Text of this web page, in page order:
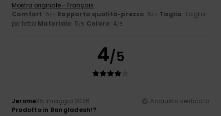
Mostra originale - Français
Comfort: 5/5 Rapporto qualità-prezzo: 5/5 Taglia: Taglia
perfetta Materiale: 5/5 Colore: 4/5
4/5
Jerome25. maggio 2026
Acquisto verificato
Prodotto in Bangladesh!?